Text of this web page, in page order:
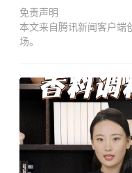
免责声明
本文来自腾讯新闻客户端
场。